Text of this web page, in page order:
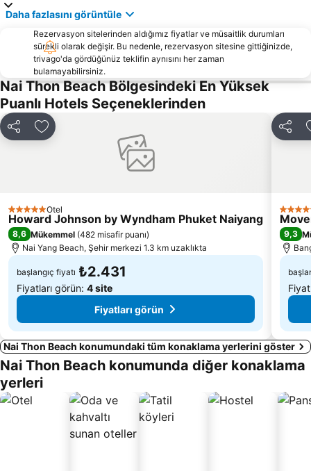
Inselrundfahrt Ko Yao Yai
Phuket Big Buddha
Wat Chalong
Ko Khai
Had Ko Hong
Nai Thon Beach
Jungle Bungy Jump
Mamma Mia
Daha fazlasını görüntüle
Rezervasyon sitelerinden aldığımız fiyatlar ve müsaitlik durumları
sürekli olarak değişir. Bu nedenle, rezervasyon sitesine gittiğinizde,
trivago'da gördüğünüz teklifin aynısını her zaman
bulamayabilirsiniz.
Nai Thon Beach Bölgesindeki En Yüksek
Puanlı Hotels Seçeneklerinden
Paylaş Favorilerime ekle
5 Yıldız Otel
Howard Johnson by Wyndham Phuket Naiyang
8,6 Mükemmel (482 misafir puanı)
Nai Yang Beach, Şehir merkezi 1.3 km uzaklıkta
başlangıç fiyatı ₺2.431
Fiyatları görün: 4 site
Fiyatları görün
Paylaş
5
9,3
Nai Thon Beach konumundaki tüm konaklama yerlerini göster
Nai Thon Beach konumunda diğer konaklama
yerleri